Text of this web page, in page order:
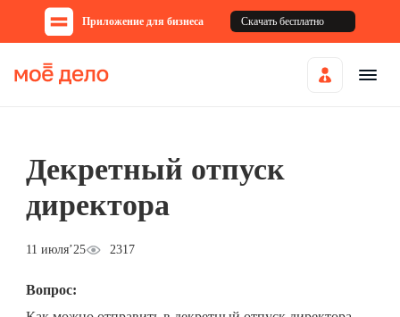
Приложение для бизнеса Скачать бесплатно
Декретный отпуск
директора
11 июля’25 2317
Вопрос: